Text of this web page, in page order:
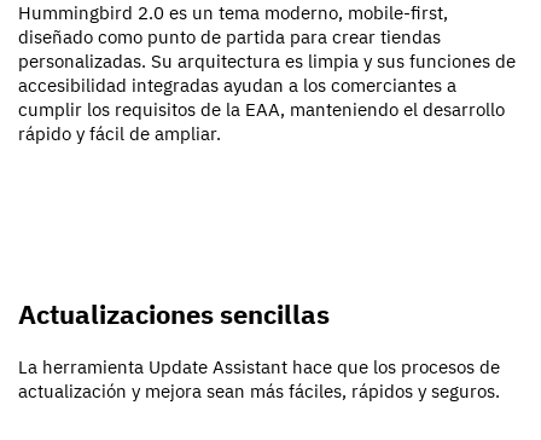
Hummingbird 2.0 es un tema moderno, mobile-first,
diseñado como punto de partida para crear tiendas
personalizadas. Su arquitectura es limpia y sus funciones de
accesibilidad integradas ayudan a los comerciantes a
cumplir los requisitos de la EAA, manteniendo el desarrollo
rápido y fácil de ampliar.
Actualizaciones sencillas
La herramienta Update Assistant hace que los procesos de
actualización y mejora sean más fáciles, rápidos y seguros.